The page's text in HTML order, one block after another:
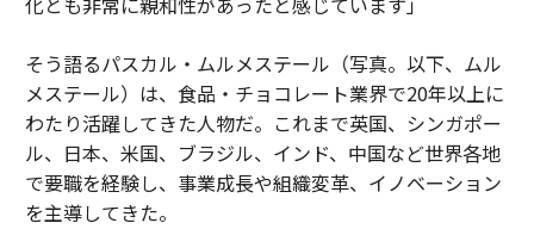
そう語るパスカル・ムルメステール（写真。以下、ムル
メステール）は、食品・チョコレート業界で20年以上に
わたり活躍してきた人物だ。これまで英国、シンガポー
ル、日本、米国、ブラジル、インド、中国など世界各地
で要職を経験し、事業成長や組織変革、イノベーション
を主導してきた。